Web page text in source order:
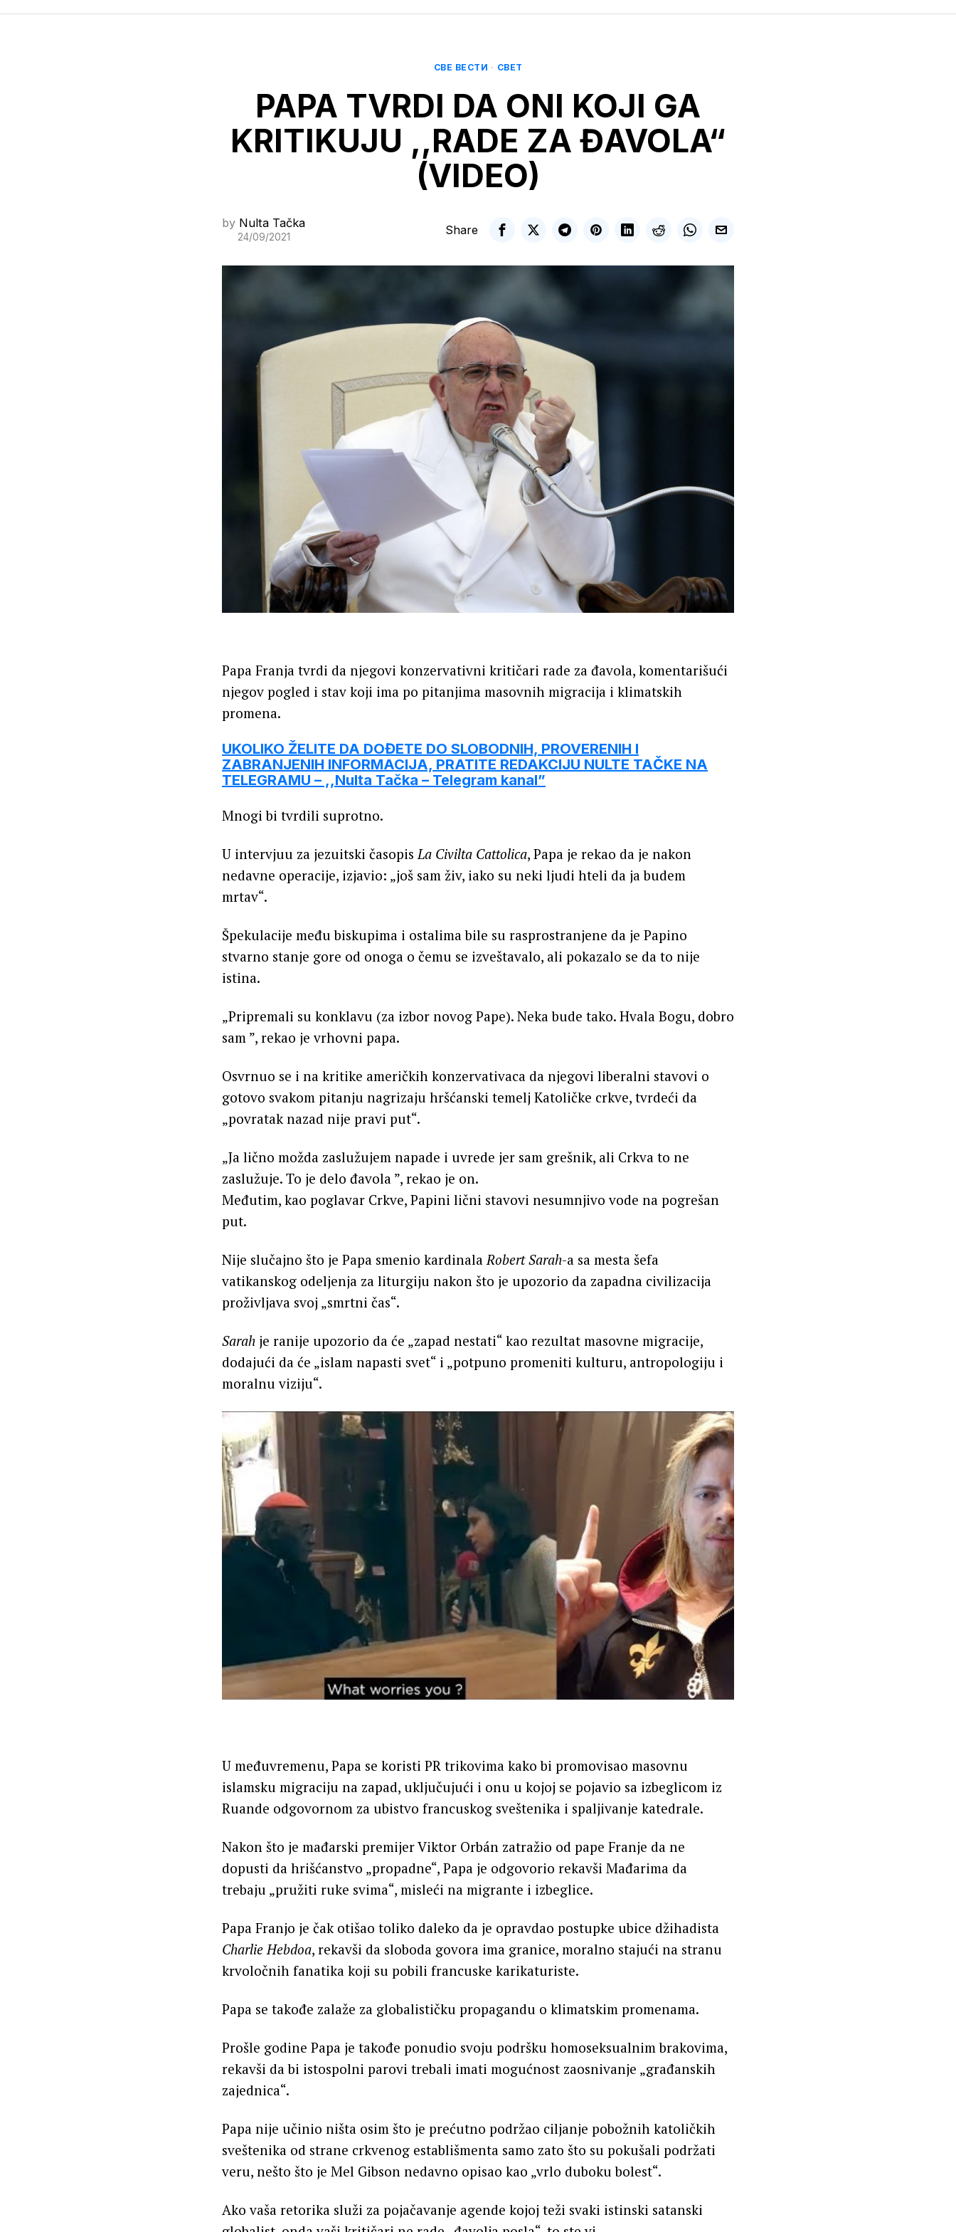
СВЕ ВЕСТИ · СВЕТ
PAPA TVRDI DA ONI KOJI GA
KRITIKUJU ,,RADE ZA ĐAVOLA“
(VIDEO)
by Nulta Tačka
24/09/2021
Share
Papa Franja tvrdi da njegovi konzervativni kritičari rade za đavola, komentarišući
njegov pogled i stav koji ima po pitanjima masovnih migracija i klimatskih
promena.
UKOLIKO ŽELITE DA DOĐETE DO SLOBODNIH, PROVERENIH I
ZABRANJENIH INFORMACIJA, PRATITE REDAKCIJU NULTE TAČKE NA
TELEGRAMU – ,,Nulta Tačka – Telegram kanal”
Mnogi bi tvrdili suprotno.
U intervjuu za jezuitski časopis La Civilta Cattolica, Papa je rekao da je nakon
nedavne operacije, izjavio: „još sam živ, iako su neki ljudi hteli da ja budem
mrtav“.
Špekulacije među biskupima i ostalima bile su rasprostranjene da je Papino
stvarno stanje gore od onoga o čemu se izveštavalo, ali pokazalo se da to nije
istina.
„Pripremali su konklavu (za izbor novog Pape). Neka bude tako. Hvala Bogu, dobro
sam ”, rekao je vrhovni papa.
Osvrnuo se i na kritike američkih konzervativaca da njegovi liberalni stavovi o
gotovo svakom pitanju nagrizaju hršćanski temelj Katoličke crkve, tvrdeći da
„povratak nazad nije pravi put“.
„Ja lično možda zaslužujem napade i uvrede jer sam grešnik, ali Crkva to ne
zaslužuje. To je delo đavola ”, rekao je on.
Međutim, kao poglavar Crkve, Papini lični stavovi nesumnjivo vode na pogrešan
put.
Nije slučajno što je Papa smenio kardinalaRobert Sarah-a sa mesta šefa
vatikanskog odeljenja za liturgiju nakon što je upozorio da zapadna civilizacija
proživljava svoj „smrtni čas“.
Sarah je ranije upozorio da će „zapad nestati“ kao rezultat masovne migracije,
dodajući da će „islam napasti svet“ i „potpuno promeniti kulturu, antropologiju i
moralnu viziju“.
U međuvremenu, Papa se koristi PR trikovima kako bi promovisao masovnu
islamsku migraciju na zapad, uključujući i onu u kojoj se pojavio sa izbeglicom iz
Ruande odgovornom za ubistvo francuskog sveštenika i spaljivanje katedrale.
Nakon što je mađarski premijer Viktor Orbán zatražio od pape Franje da ne
dopusti da hrišćanstvo „propadne“, Papa je odgovorio rekavši Mađarima da
trebaju „pružiti ruke svima“, misleći na migrante i izbeglice.
Papa Franjo je čak otišao toliko daleko da je opravdao postupke ubice džihadista
Charlie Hebdoa, rekavši da sloboda govora ima granice, moralno stajući na stranu
krvoločnih fanatika koji su pobili francuske karikaturiste.
Papa se takođe zalaže za globalističku propagandu o klimatskim promenama.
Prošle godine Papa je takođe ponudio svoju podršku homoseksualnim brakovima,
rekavši da bi istospolni parovi trebali imati mogućnost zaosnivanje „građanskih
zajednica“.
Papa nije učinio ništa osim što je prećutno podržao ciljanje pobožnih katoličkih
sveštenika od strane crkvenog establišmenta samo zato što su pokušali podržati
veru, nešto što je Mel Gibson nedavno opisao kao „vrlo duboku bolest“.
Ako vaša retorika služi za pojačavanje agende kojoj teži svaki istinski satanski